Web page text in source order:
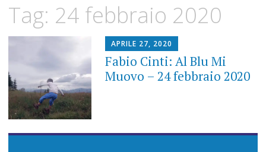
content
Tag: 24 febbraio 2020
APRILE 27, 2020
Fabio Cinti: Al Blu Mi
Muovo – 24 febbraio 2020